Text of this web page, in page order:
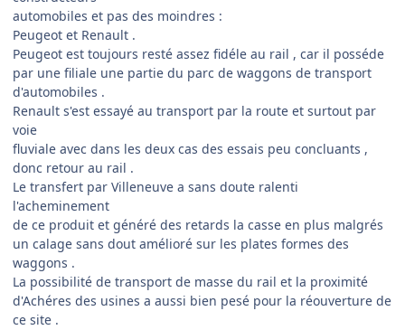
automobiles et pas des moindres :
Peugeot et Renault .
Peugeot est toujours resté assez fidéle au rail , car il posséde
par une filiale une partie du parc de waggons de transport
d'automobiles .
Renault s'est essayé au transport par la route et surtout par
voie
fluviale avec dans les deux cas des essais peu concluants ,
donc retour au rail .
Le transfert par Villeneuve a sans doute ralenti
l'acheminement
de ce produit et généré des retards la casse en plus malgrés
un calage sans dout amélioré sur les plates formes des
waggons .
La possibilité de transport de masse du rail et la proximité
d'Achéres des usines a aussi bien pesé pour la réouverture de
ce site .